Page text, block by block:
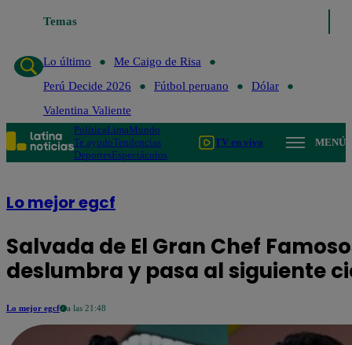
Temas
Lo último
Me Caigo de Risa
Perú Decide 2026
Fútbol peruano
Dólar
Valentina Valiente
PolíticaLimaMundo
Te ayudoTendencias
DeportesEspectáculos
TV en vivo MENÚ
Lo mejor egcf
Salvada de El Gran Chef
deslumbra y pasa al siguiente
Lo mejor egcf a las 21:48